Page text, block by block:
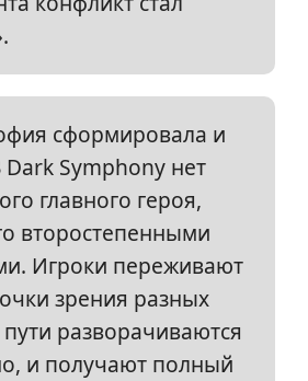
сформировала и
Dark Symphony нет
главного героя,
второстепенными
Игроки переживают
зрения разных
разворачиваются
и получают полный